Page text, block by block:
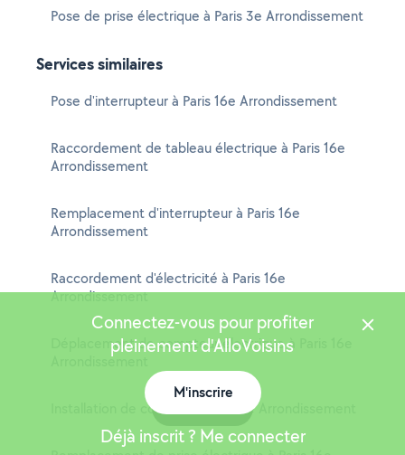
Pose de prise électrique à Paris 3e Arrondissement
Services similaires
Pose d'interrupteur à Paris 16e Arrondissement
Raccordement de tableau électrique à Paris 16e
Arrondissement
Remplacement d'interrupteur à Paris 16e
Arrondissement
Raccordement d'électricité à Paris 16e
Arrondissement
Déplacement de compteur électrique à Paris 16e
Arrondissement
Installation de courant à Paris 16e Arrondissement
Connectez-vous pour profiter
pleinement d'AlloVoisins
M'inscrire
Déjà inscrit ? Me connecter